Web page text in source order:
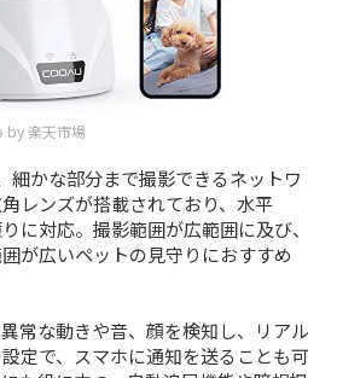
by 楽天市場
細かな部分まで撮影できるネットワ
レンズが搭載されており、水平
に対応。撮影範囲が広範囲に及び、
が広いペットの見守りにおすすめ
常な動きや音、顔を検知し、リアル
定で、スマホに通知を送ることも可